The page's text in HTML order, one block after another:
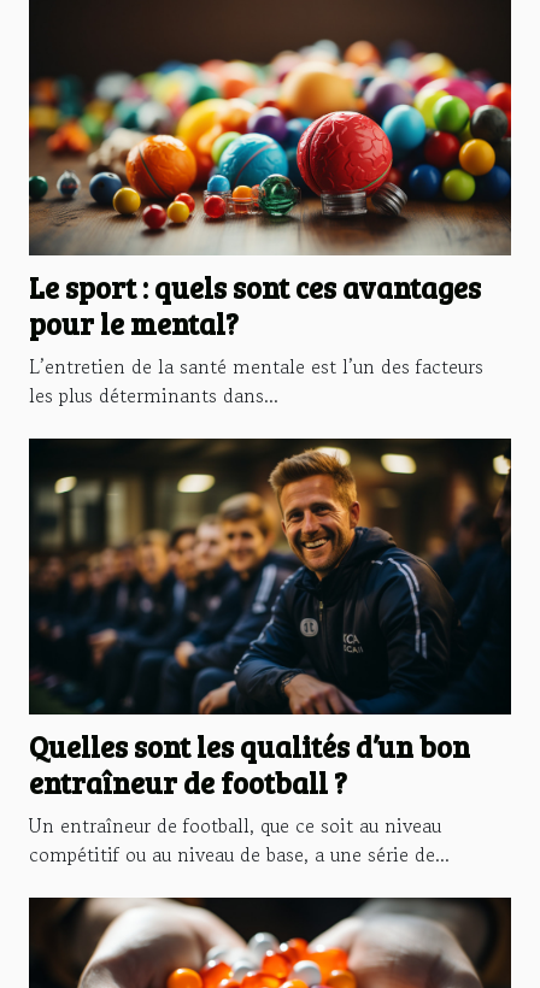
Le sport : quels sont ces avantages
pour le mental?
L’entretien de la santé mentale est l’un des facteurs
les plus déterminants dans...
Quelles sont les qualités d’un bon
entraîneur de football ?
Un entraîneur de football, que ce soit au niveau
compétitif ou au niveau de base, a une série de...